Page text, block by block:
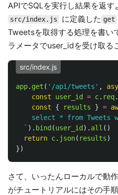
APIでSQLを実行し結果を返す
src/index.js に定義した get
Tweetsを取得する処理を書い
ラメータでuser_idを受け取る
src/index.js
app. get ( ' /api/tweets ' ,
const
user_id = c. req.
const
{ results } =
select * from Tweets
  `
). bind (user_id ). all ()
return c. json( results)
})
さて、いったんローカルで動
がチュートリアルにはその手